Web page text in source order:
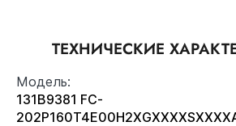
ТЕХНИЧЕСКИЕ
Модель:
131B9381 FC-